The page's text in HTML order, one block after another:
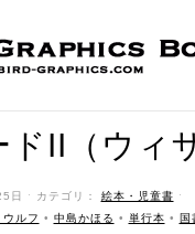
ドII（ウィ
日 ˑ カテゴリ： 絵本・児童書 ˑ
ルフ • 中島かほる • 単行本 • 国